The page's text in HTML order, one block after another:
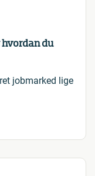
du
jobmarked lige